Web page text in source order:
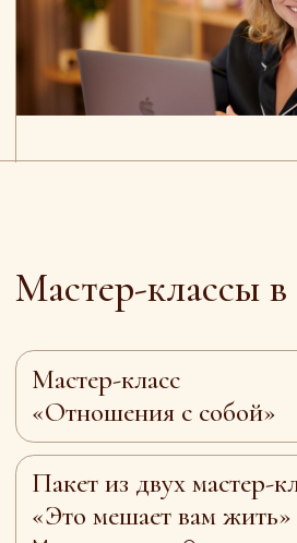
Мастер-классы в записи:
Мастер-классы «Ограничивающие
убеждения и «Агрессия»
Мастер-класс «Агрессия»
Мастер-класс «Ограничивающие
убеждения»
Мастер-класс
New: Мастер-класс
«Страх перемен»